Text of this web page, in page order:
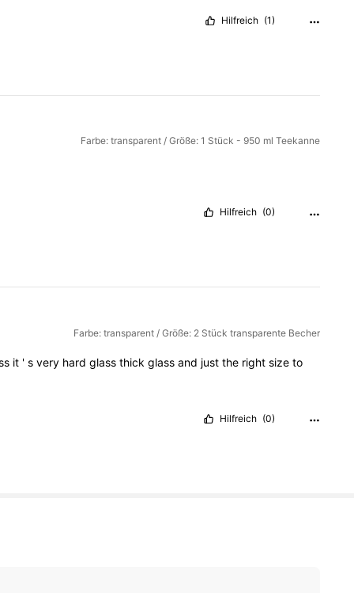
Hilfreich (1)
Farbe: transparent / Größe: 1 Stück - 950 ml Teekanne
Hilfreich (0)
Farbe: transparent / Größe: 2 Stück transparente Becher
it ' s very hard glass thick glass and just the right size to
Hilfreich (0)